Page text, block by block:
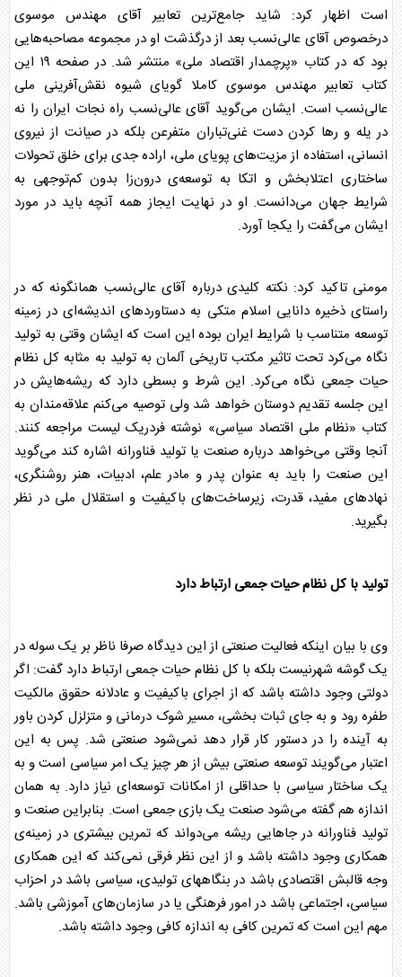
است اظهار کرد: شاید جامع‌ترین تعابیر آقای مهندس موسوی
درخصوص آقای عالی‌نسب بعد از درگذشت او در مجموعه مصاحبه‌هایی
بود که در کتاب «پرچمدار اقتصاد ملی» منتشر شد. در صفحه ۱۹ این
کتاب تعابیر مهندس موسوی کاملا گویای شیوه نقش‌آفرینی ملی
عالی‌نسب است. ایشان می‌گوید آقای عالی‌نسب راه نجات ایران را نه
در یله و رها کردن دست غنی‌تباران متفرعن بلکه در صیانت از نیروی
انسانی، استفاده از مزیت‌های پویای ملی، اراده جدی برای خلق تحولات
ساختاری اعتلابخش و اتکا به توسعه‌ی درون‌زا بدون کم‌توجهی به
شرایط جهان می‌دانست. او در نهایت ایجاز همه آنچه باید در مورد
ایشان می‌گفت را یکجا آورد.
مومنی تاکید کرد: نکته کلیدی درباره آقای عالی‌نسب همانگونه که در
راستای ذخیره دانایی اسلام متکی به دستاوردهای اندیشه‌ای در زمینه
توسعه متناسب با شرایط ایران بوده این است که ایشان وقتی به تولید
نگاه می‌کرد تحت تاثیر مکتب تاریخی آلمان به تولید به مثابه کل نظام
حیات جمعی نگاه می‌کرد. این شرط و بسطی دارد که ریشه‌هایش در
این جلسه تقدیم دوستان خواهد شد ولی توصیه می‌کنم علاقه‌مندان به
کتاب «نظام ملی اقتصاد سیاسی» نوشته فردریک لیست مراجعه کنند.
آنجا وقتی می‌خواهد درباره صنعت یا تولید فناورانه اشاره کند می‌گوید
این صنعت را باید به عنوان پدر و مادر علم، ادبیات، هنر روشنگری،
نهادهای مفید، قدرت، زیرساخت‌های باکیفیت و استقلال ملی در نظر
بگیرید.
تولید با کل نظام حیات جمعی ارتباط دارد
وی با بیان اینکه فعالیت صنعتی از این دیدگاه صرفا ناظر بر یک سوله در
یک گوشه شهرنیست بلکه با کل نظام حیات جمعی ارتباط دارد گفت: اگر
دولتی وجود داشته باشد که از اجرای باکیفیت و عادلانه حقوق مالکیت
طفره رود و به جای ثبات بخشی، مسیر شوک درمانی و متزلزل کردن باور
به آینده را در دستور کار قرار دهد نمی‌شود صنعتی شد. پس به این
اعتبار می‌گویند توسعه صنعتی بیش از هر چیز یک امر سیاسی است و به
یک ساختار سیاسی با حداقلی از امکانات توسعه‌ای نیاز دارد. به همان
اندازه هم گفته می‌شود صنعت یک بازی جمعی است. بنابراین صنعت و
تولید فناورانه در جاهایی ریشه می‌دواند که تمرین بیشتری در زمینه‌ی
همکاری وجود داشته باشد و از این نظر فرقی نمی‌کند که این همکاری
وجه قالبش اقتصادی باشد در بنگاههای تولیدی، سیاسی باشد در احزاب
سیاسی، اجتماعی باشد در امور فرهنگی یا در سازمان‌های آموزشی باشد.
مهم این است که تمرین کافی به اندازه کافی وجود داشته باشد.